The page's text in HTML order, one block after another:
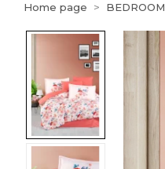
Home page BEDROOM